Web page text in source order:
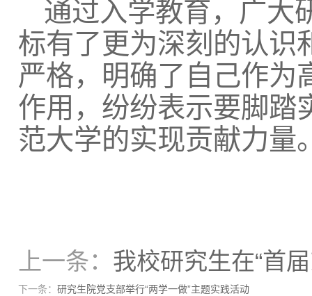
通过入学教育，广大
标有了 更为深刻的认识
严格，明确了自己作为
作用，纷纷表示要脚踏
范大学的实现贡献力量
上一条： 我校研究生在“首
下一条： 研究生院党支部举行“两学一做”主题实践活动